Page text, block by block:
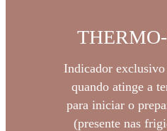
Indicador
quando atinge a
para iniciar o
(presente nas